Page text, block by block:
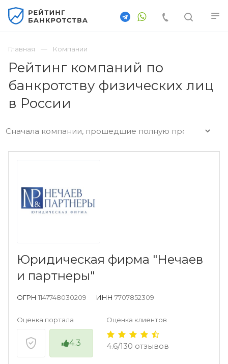
Главная Компании
Рейтинг компаний по
банкротству физических лиц
в России
Юридическая фирма "Нечаев
и партнеры"
ОГРН 1147748030209 ИНН 7707852309
Оценка портала
4.3
Оценка клиентов
4.6/130 отзывов